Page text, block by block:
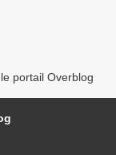
portail Overblog